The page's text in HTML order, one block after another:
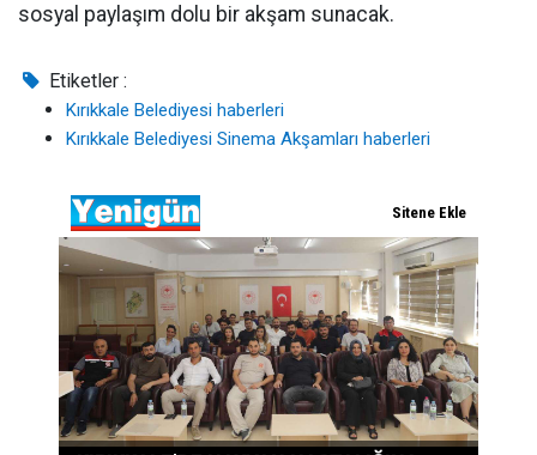
sosyal paylaşım dolu bir akşam sunacak.
Etiketler :
Kırıkkale Belediyesi haberleri
Kırıkkale Belediyesi Sinema Akşamları haberleri